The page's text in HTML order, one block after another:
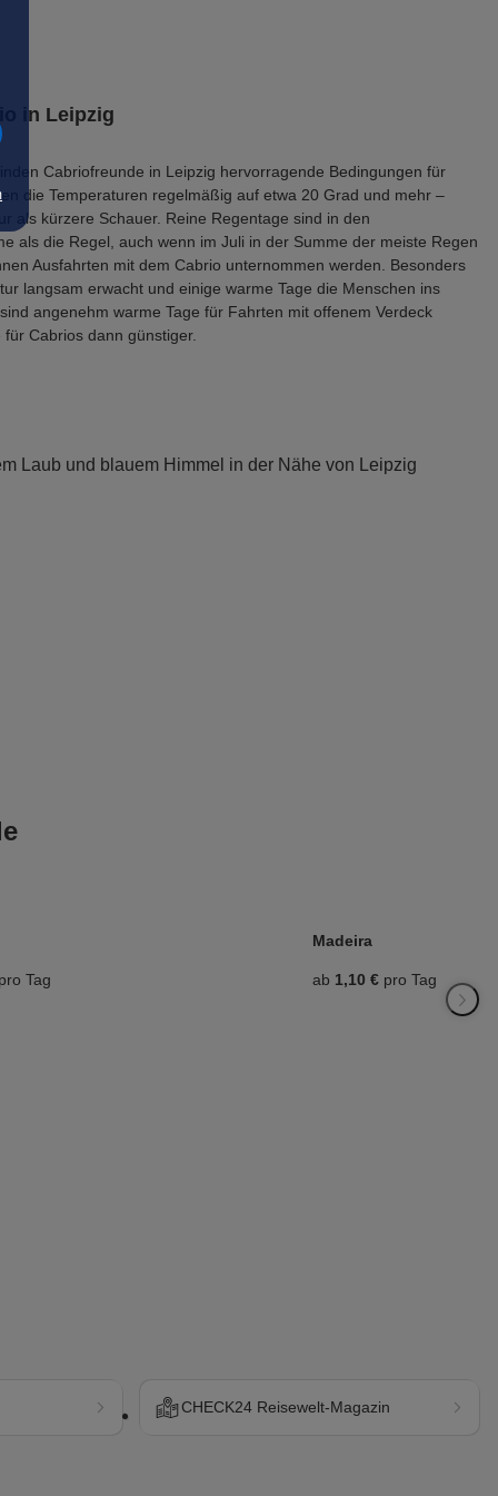
in Leipzig
Cabriofreunde in Leipzig hervorragende Bedingungen für
die Temperaturen regelmäßig auf etwa 20 Grad und mehr –
als kürzere Schauer. Reine Regentage sind in den
als die Regel, auch wenn im Juli in der Summe der meiste Regen
Ausfahrten mit dem Cabrio unternommen werden. Besonders
langsam erwacht und einige warme Tage die Menschen ins
angenehm warme Tage für Fahrten mit offenem Verdeck
Cabrios dann günstiger.
Tag
Madeira
ab 1,10 € pro Tag
CHECK24 Reisewelt-Magazin